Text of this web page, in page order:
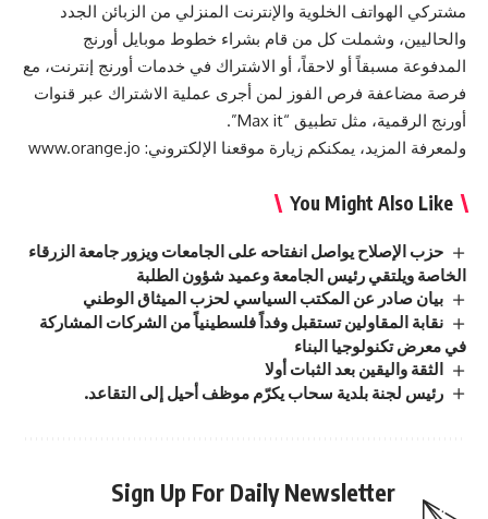
مشتركي الهواتف الخلوية والإنترنت المنزلي من الزبائن الجدد
والحاليين، وشملت كل من قام بشراء خطوط موبايل أورنج
المدفوعة مسبقاً أو لاحقاً، أو الاشتراك في خدمات أورنج إنترنت، مع
فرصة مضاعفة فرص الفوز لمن أجرى عملية الاشتراك عبر قنوات
أورنج الرقمية، مثل تطبيق “Max it”.
ولمعرفة المزيد، يمكنكم زيارة موقعنا الإلكتروني: www.orange.jo
You Might Also Like
حزب الإصلاح يواصل انفتاحه على الجامعات ويزور جامعة الزرقاء
الخاصة ويلتقي رئيس الجامعة وعميد شؤون الطلبة
بيان صادر عن المكتب السياسي لحزب الميثاق الوطني
نقابة المقاولين تستقبل وفداً فلسطينياً من الشركات المشاركة
في معرض تكنولوجيا البناء
الثقة واليقين بعد الثبات أولا
رئيس لجنة بلدية سحاب يكرّم موظف أحيل إلى التقاعد.
Sign Up For Daily Newsletter